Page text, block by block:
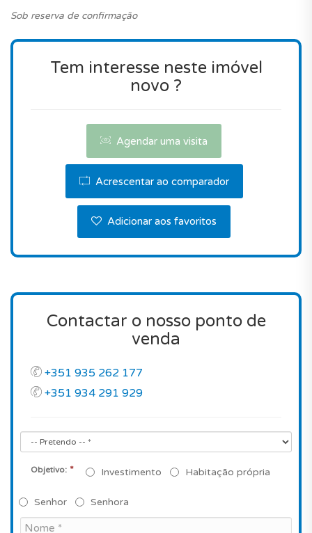
Sob reserva de confirmação
Tem interesse neste imóvel
novo ?
Agendar uma visita
Acrescentar ao comparador
Adicionar aos favoritos
Contactar o nosso ponto de
venda
+351 935 262 177
+351 934 291 929
Objetivo: * Investimento Habitação própria
Senhor Senhora